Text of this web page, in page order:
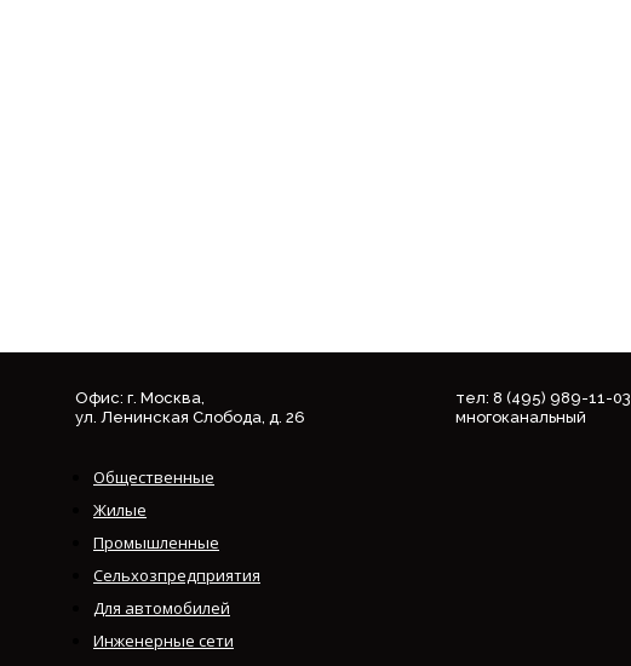
Офис: г. Москва,
ул. Ленинская Слобода, д. 26
тел: 8 (495) 989-11-03
многоканальный
Общественные
Жилые
Промышленные
Сельхозпредприятия
Для автомобилей
Инженерные сети